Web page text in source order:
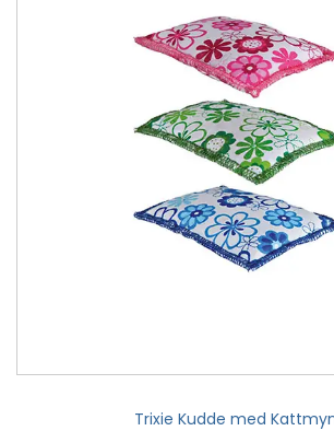
Trixie Kudde med